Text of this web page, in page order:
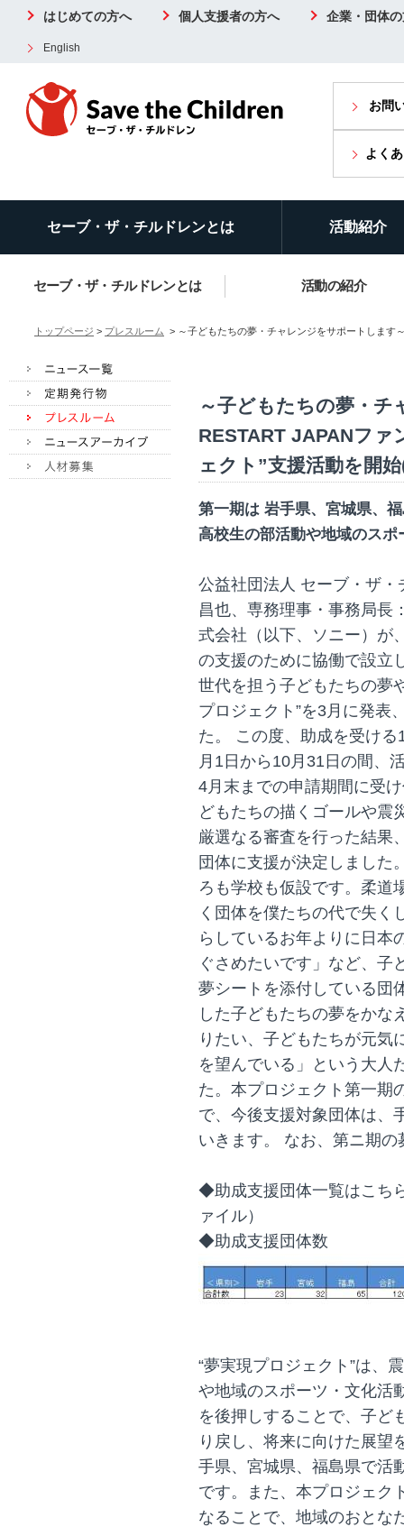
はじめての方へ 個人支援者の方へ 企業・団体
English
お問
よく
セーブ・ザ・チルドレンとは 活動紹介
セーブ・ザ・チルドレンとは 活動の紹介
トップページ > プレスルーム > ～子どもたちの夢・チャレンジをサポートします
～子どもたちの夢・
RESTART JAPANファ
ェクト”支援活動を開
第一期は 岩手県、宮城県、
高校生の部活動や地域のス
公益社団法人 セーブ・ザ
昌也、専務理事・事務局長
式会社（以下、ソニー）が
の支援のために協働で設立
世代を担う子どもたちの夢
プロジェクト”を3月に発表
た。 この度、助成を受け
月1日から10月31日の間、
4月末までの申請期間に受
どもたちの描くゴールや震
厳選なる審査を行った結果
団体に支援が決定しました
ろも学校も仮設です。柔道
く団体を僕たちの代で失く
らしているお年よりに日本
ぐさめたいです」など、子
夢シートを添付している団
した子どもたちの夢をかな
りたい、子どもたちが元気
を望んでいる」という大人
た。本プロジェクト第一期
で、今後支援対象団体は、
いきます。 なお、第ニ期
◆助成支援団体一覧はこち
ァイル）
◆助成支援団体数
“夢実現プロジェクト”は、
や地域のスポーツ・文化活
を後押しすることで、子ど
り戻し、将来に向けた展望
手県、宮城県、福島県で活
です。また、本プロジェク
なることで、地域のおとな